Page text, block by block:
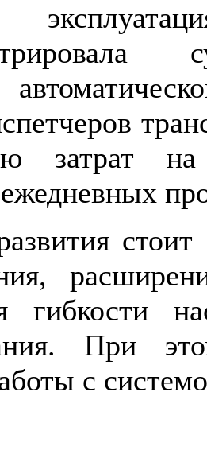
затрат
стоит
гибкости
При
с